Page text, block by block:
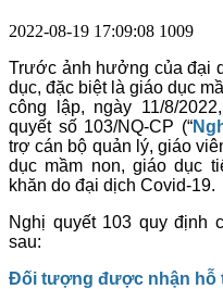
2022-08-19 17:09:08 1009
Trước ảnh hưởng của đại
dục, đặc biệt là giáo dục
công lập, ngày 11/8/
quyết số 103/NQ-CP (“
trợ cán bộ quản lý, giáo
dục mầm non, giáo dục
khăn do đại dịch Covid-19.
Nghị quyết 103 quy định
sau:
Đối tượng được nhận hỗ